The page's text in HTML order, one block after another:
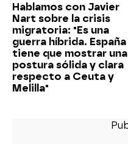
Hablamos con Javier
Nart sobre la crisis
migratoria: "Es una
guerra híbrida. España
tiene que mostrar una
postura sólida y clara
respecto a Ceuta y
Melilla"